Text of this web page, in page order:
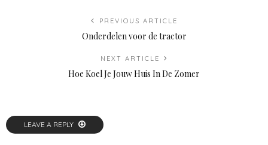
PREVIOUS ARTICLE
Onderdelen voor de tractor
NEXT ARTICLE
Hoe Koel Je Jouw Huis In De Zomer
LEAVE A REPLY